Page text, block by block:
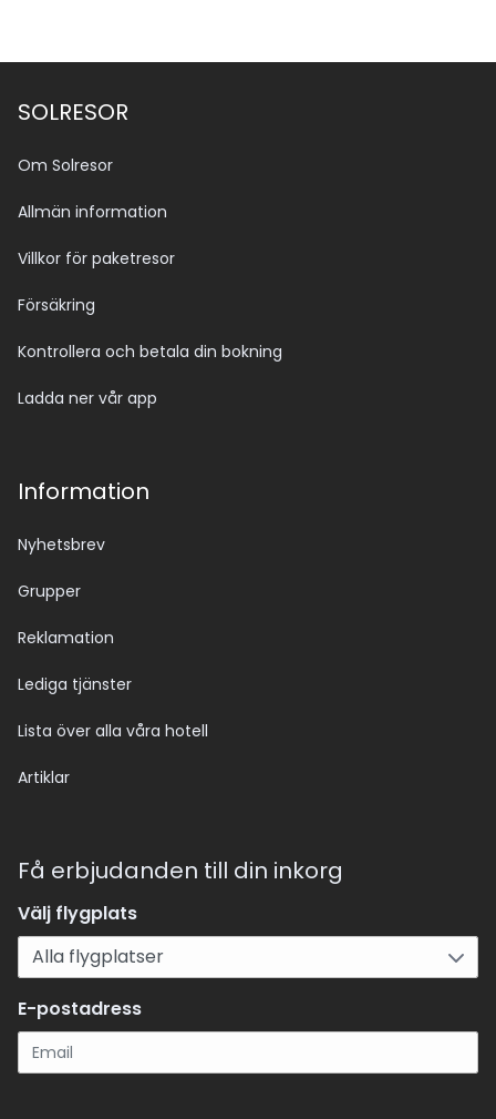
SOLRESOR
Om Solresor
Allmän information
Villkor för paketresor
Försäkring
Kontrollera och betala din bokning
Ladda ner vår app
Information
Nyhetsbrev
Grupper
Reklamation
Lediga tjänster
Lista över alla våra hotell
Artiklar
Få erbjudanden till din inkorg
Välj flygplats
E-postadress